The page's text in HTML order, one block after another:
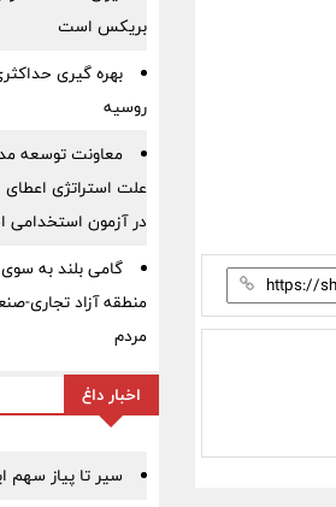
بریکس است
بهره گیری
روسیه
معاونت توسعه
علت استراتژی
در آزمون استخدامی
گامی بلند به
منطقه آزاد تجاری-
مردم
اخبار داغ
سیر تا پیاز سهم